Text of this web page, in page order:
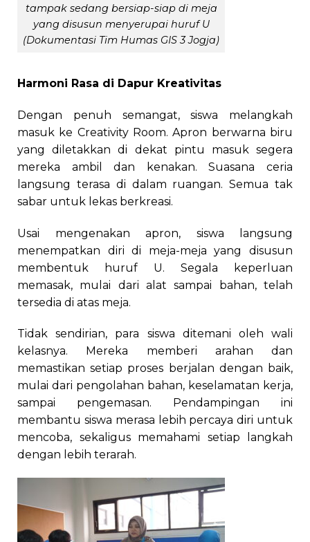
tampak sedang bersiap-siap di meja
yang disusun menyerupai huruf U
(Dokumentasi Tim Humas GIS 3 Jogja)
Harmoni Rasa di Dapur Kreativitas
Dengan penuh semangat, siswa melangkah
masuk ke Creativity Room. Apron berwarna biru
yang diletakkan di dekat pintu masuk segera
mereka ambil dan kenakan. Suasana ceria
langsung terasa di dalam ruangan. Semua tak
sabar untuk lekas berkreasi.
Usai mengenakan apron, siswa langsung
menempatkan diri di meja-meja yang disusun
membentuk huruf U. Segala keperluan
memasak, mulai dari alat sampai bahan, telah
tersedia di atas meja.
Tidak sendirian, para siswa ditemani oleh wali
kelasnya. Mereka memberi arahan dan
memastikan setiap proses berjalan dengan baik,
mulai dari pengolahan bahan, keselamatan kerja,
sampai pengemasan. Pendampingan ini
membantu siswa merasa lebih percaya diri untuk
mencoba, sekaligus memahami setiap langkah
dengan lebih terarah.